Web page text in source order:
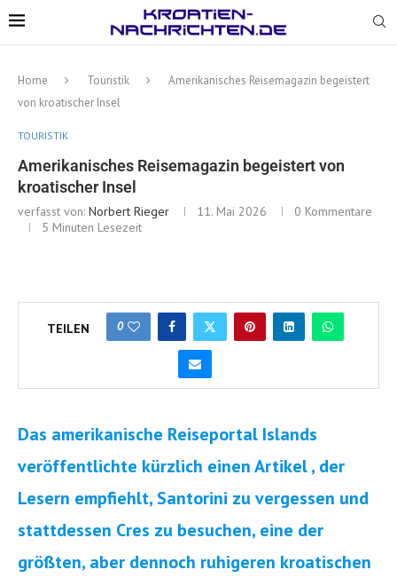
Home Touristik
Amerikanisches Reisemagazin begeistert
von kroatischer Insel
TOURISTIK
Amerikanisches Reisemagazin begeistert von
kroatischer Insel
verfasst von: Norbert Rieger 11. Mai 2026
0 Kommentare
5 Minuten Lesezeit
TEILEN 0
Das amerikanische Reiseportal Islands
veröffentlichte kürzlich einen Artikel , der
Lesern empfiehlt, Santorini zu vergessen und
stattdessen Cres zu besuchen, eine der
größten, aber dennoch ruhigeren kroatischen